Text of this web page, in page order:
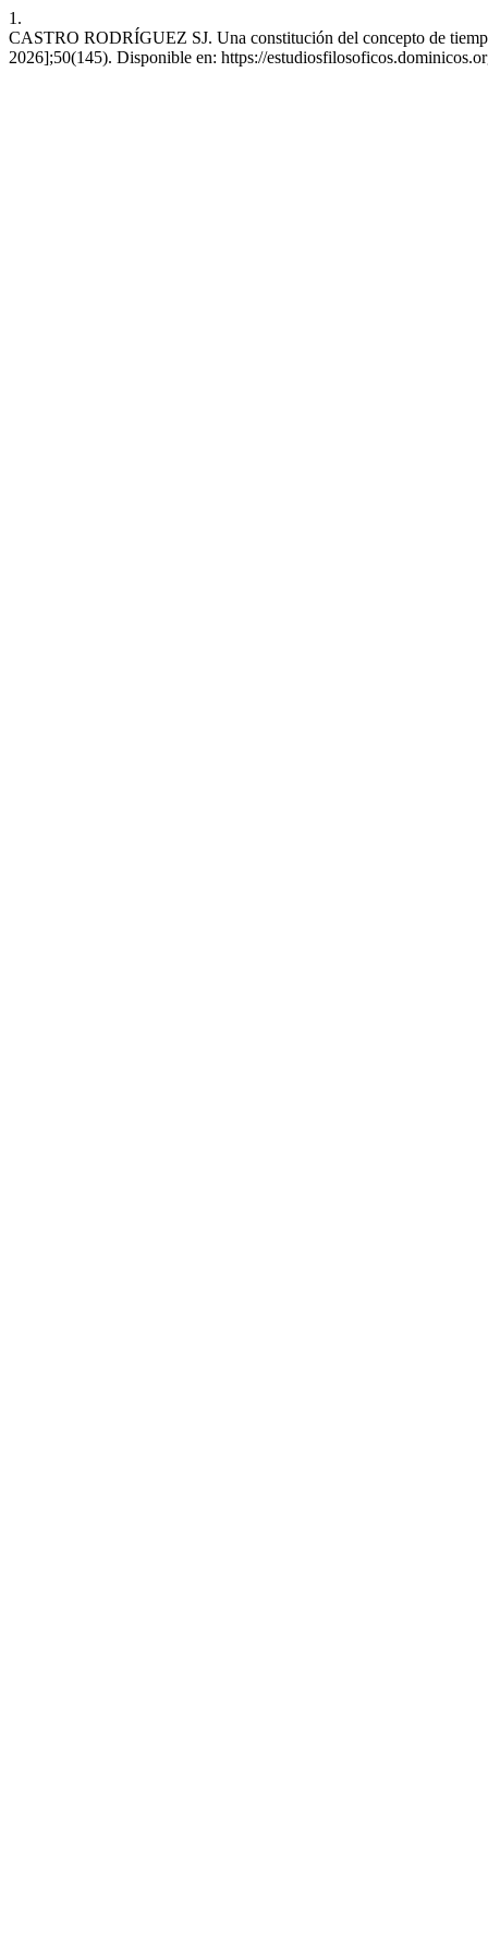
1.
CASTRO RODRÍGUEZ SJ. Una constitución del concepto de
2026];50(145). Disponible en: https://